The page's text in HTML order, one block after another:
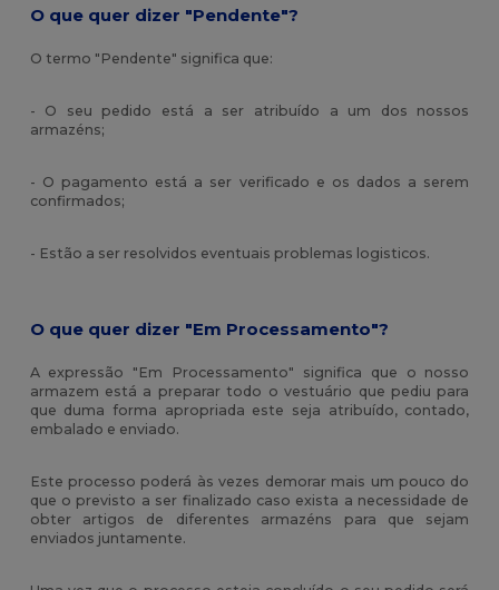
O que quer dizer "Pendente"?
O termo "Pendente" significa que:
- O seu pedido está a ser atribuído a um dos nossos
armazéns;
- O pagamento está a ser verificado e os dados a serem
confirmados;
- Estão a ser resolvidos eventuais problemas logisticos.
O que quer dizer "Em Processamento"?
A expressão "Em Processamento" significa que o nosso
armazem está a preparar todo o vestuário que pediu para
que duma forma apropriada este seja atribuído, contado,
embalado e enviado.
Este processo poderá às vezes demorar mais um pouco do
que o previsto a ser finalizado caso exista a necessidade de
obter artigos de diferentes armazéns para que sejam
enviados juntamente.